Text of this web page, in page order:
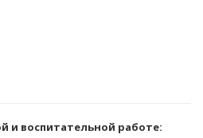
и воспитательной работе: